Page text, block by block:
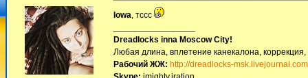
Iowa, тссс
Dreadlocks inna Moscow Сity!
Любая длина, вплетение канекалона,
Рабочий ЖЖ: http://dreadlocks-